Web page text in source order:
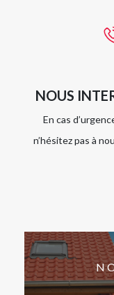
NOUS
En cas
n’hésitez pas à